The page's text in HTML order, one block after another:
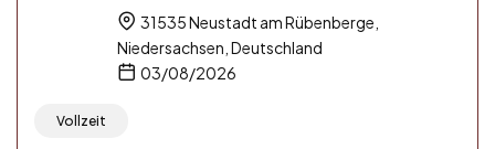
31535 Neustadt am Rübenberge,
Niedersachsen, Deutschland
03/08/2026
Vollzeit